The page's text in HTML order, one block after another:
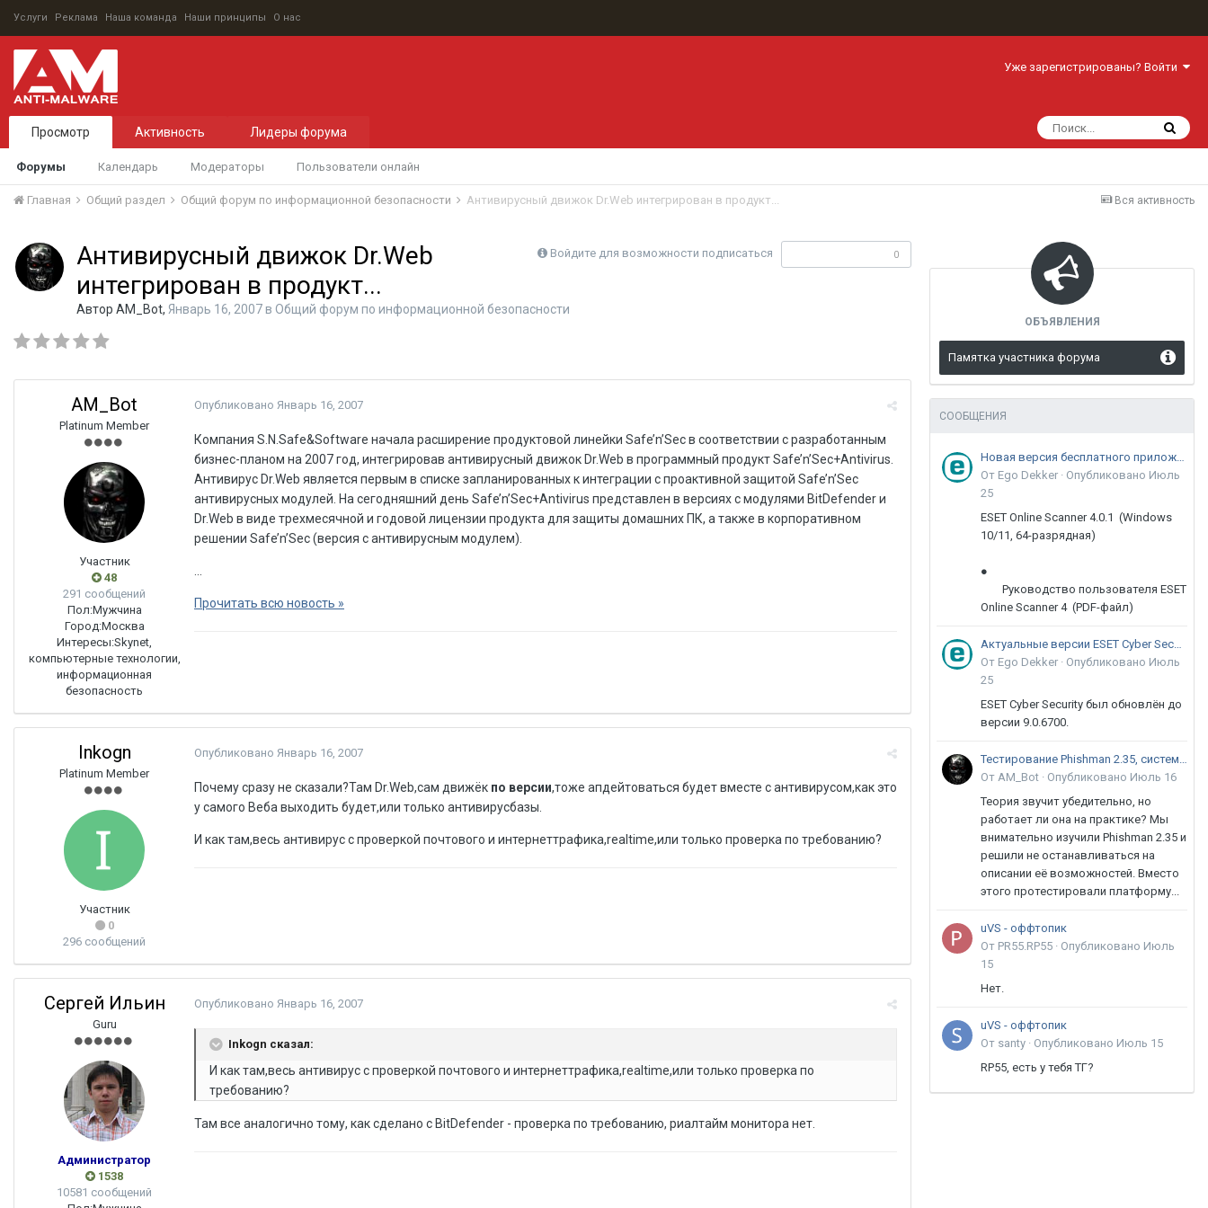
Услуги Реклама Наша команда Наши принципы О нас
Уже зарегистрированы? Войти
Просмотр
Форумы Календарь Модераторы Пользователи онлайн
Активность Лидеры форума
Вся активность
Главная Общий раздел Общий форум по информационной безопасности Антивирусный движок Dr.Web интегрирован в продукт...
Войдите для возможности подписаться 0
Антивирусный движок Dr.Web
интегрирован в продукт...
Автор AM_Bot, Январь 16, 2007в Общий форум по информационной безопасности
AM_Bot
Platinum Member
Участник
48
291 сообщений
Пол:Мужчина
Город:Москва
Интересы:Skynet,
компьютерные технологии,
информационная
безопасность
Опубликовано Январь 16, 2007
Компания S.N.Safe&Software начала расширение продуктовой линейки Safe’n’Sec в соответствии с разработанным
бизнес-планом на 2007 год, интегрировав антивирусный движок Dr.Web в программный продукт Safe’n’Sec+Antivirus.
Антивирус Dr.Web является первым в списке запланированных к интеграции с проактивной защитой Safe’n’Sec
антивирусных модулей. На сегодняшний день Safe’n’Sec+Antivirus представлен в версиях c модулями BitDefender и
Dr.Web в виде трехмесячной и годовой лицензии продукта для защиты домашних ПК, а также в корпоративном
решении Safe’n’Sec (версия с антивирусным модулем).
Прочитать всю новость »
Inkogn
Platinum Member
Участник
0
296 сообщений
Опубликовано Январь 16, 2007
Почему сразу не сказали?Там Dr.Web,сам движёк по версии,тоже апдейтоваться будет вместе с антивирусом,как это
у самого Веба выходить будет,или только антивирусбазы.
И как там,весь антивирус с проверкой почтового и интернеттрафика,realtime,или только проверка по требованию?
Сергей Ильин
Guru
Администратор
1538
10581 сообщений
Опубликовано Январь 16, 2007
Inkogn сказал:
И как там,весь антивирус с проверкой почтового и интернеттрафика,realtime,или только проверка по
требованию?
Там все аналогично тому, как сделано с BitDefender - проверка по требованию, риалтайм монитора нет.
ОБЪЯВЛЕНИЯ
Памятка участника форума
СООБЩЕНИЯ
Новая версия бесплатного приложения ESET Online Scanner доступна пользователям
От Ego Dekker · Опубликовано Июль
25
ESET Online Scanner 4.0.1 (Windows
10/11, 64-разрядная)
●
Руководство пользователя ESET
Online Scanner 4 (PDF-файл)
Актуальные версии ESET Cyber Security 9
От Ego Dekker · Опубликовано Июль
25
ESET Cyber Security был обновлён до
версии 9.0.6700.
Тестирование Phishman 2.35, системы повышения осведомлённости пользователей в сфере ИБ
От AM_Bot · Опубликовано Июль 16
Теория звучит убедительно, но
работает ли она на практике? Мы
внимательно изучили Phishman 2.35 и
решили не останавливаться на
описании её возможностей. Вместо
этого протестировали платформу...
uVS - оффтопик
От PR55.RP55 · Опубликовано Июль
15
Нет.
uVS - оффтопик
От santy · Опубликовано Июль 15
RP55, есть у тебя ТГ?